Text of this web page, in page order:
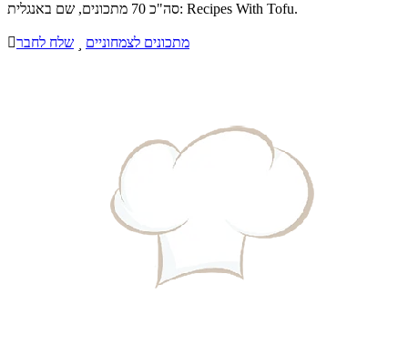
סה"כ 70 מתכונים, שם באנגלית: Recipes With Tofu.
שלח לחבר מתכונים לצמחוניים